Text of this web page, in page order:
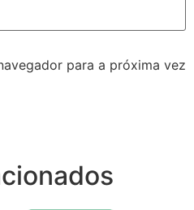
para a próxima vez